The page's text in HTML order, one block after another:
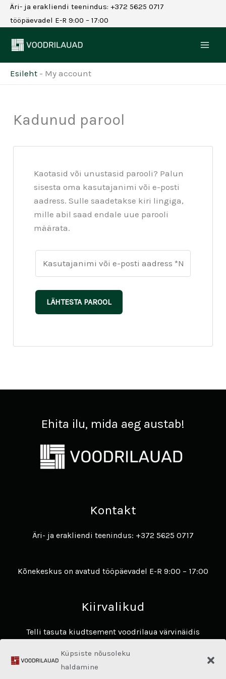
Küpsiste nõusoleku
haldamine
SkipÄri- ja erakliendi teenindus: +372 5625 0717
tööpäevadel E-R 9:00 – 17:00
Esileht - My account
Kadunud parool
Kaotasid või unustasid parooli? Palun
sisesta oma kasutajanimi või e-posti
aadress. Sulle saadetakse kiri lingiga,
mille abil saad endale uue parooli
määrata.
LÄHTESTA PAROOL
Ehita ilu, mida aeg austab!
Kontakt
Äri- ja erakliendi teenindus: +372 5625 0717
Kõnekeskus on avatud tööpäevadel E-R 9:00 – 17:00
Kiirvalikud
Telli tasuta kiudtsement voodrilaua värvinäidis
Hardie® Architectural Panel
Fassaadikalkulaator